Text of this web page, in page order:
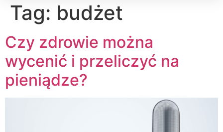
Tag: budżet
Czy zdrowie można
wycenić i przeliczyć na
pieniądze?